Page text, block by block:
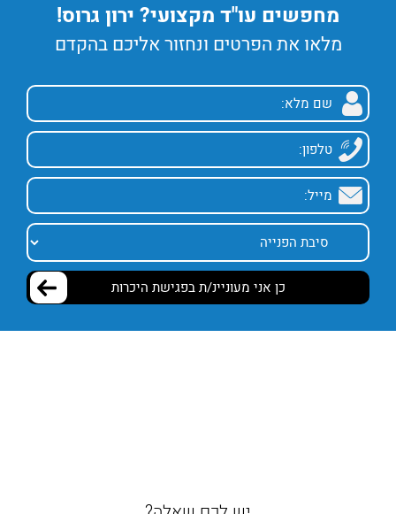
מחפשים עו"ד מקצועי? ירון גרוס!
מלאו את הפרטים ונחזור אליכם בהקדם